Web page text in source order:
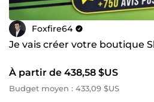
Foxfire64
Je vais créer votre boutique
À partir de 438,58 $US
Budget moyen : 433,09 $US